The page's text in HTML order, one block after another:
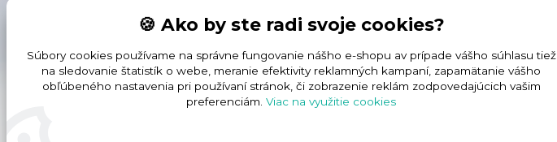
Záruka na akumulátory a batérie
Reklamačné podmienky
rozdiel medzi Originálom, Soft OLED,
Fólia, Tvrdené sklo alebo Hydrogél? Čo
naozaj ochráni váš displej (a prečo u nás
🍪 Ako by ste radi svoje cookies?
Súbory cookies používame na správne fungovanie nášho e-shopu av prípade vášho súhlasu tiež
na sledovanie štatistík o webe, meranie efektivity reklamných kampaní, zapamätanie vášho
obľúbeného nastavenia pri používaní stránok, či zobrazenie reklám zodpovedajúcich vašim
preferenciám. Viac na využitie cookies